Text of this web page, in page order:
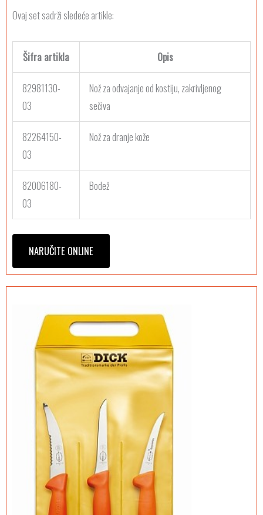
Ovaj set sadrži sledeće artikle:
Šifra artikla Opis
82981130-
03
Nož za odvajanje od kostiju, zakrivljenog
sečiva
82264150-
03
Nož za dranje kože
82006180-
03
Bodež
NARUČITE ONLINE